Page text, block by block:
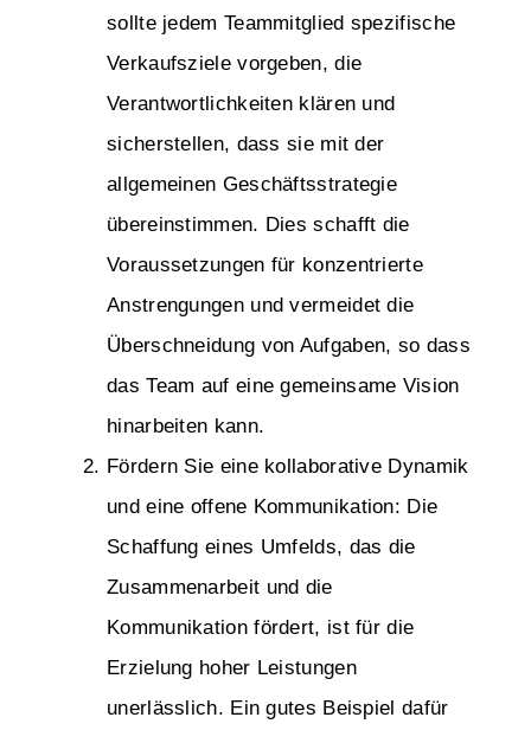
sollte jedem Teammitglied spezifische
Verkaufsziele vorgeben, die
Verantwortlichkeiten klären und
sicherstellen, dass sie mit der
allgemeinen Geschäftsstrategie
übereinstimmen. Dies schafft die
Voraussetzungen für konzentrierte
Anstrengungen und vermeidet die
Überschneidung von Aufgaben, so dass
das Team auf eine gemeinsame Vision
hinarbeiten kann.
Fördern Sie eine kollaborative Dynamik
und eine offene Kommunikation: Die
Schaffung eines Umfelds, das die
Zusammenarbeit und die
Kommunikation fördert, ist für die
Erzielung hoher Leistungen
unerlässlich. Ein gutes Beispiel dafür